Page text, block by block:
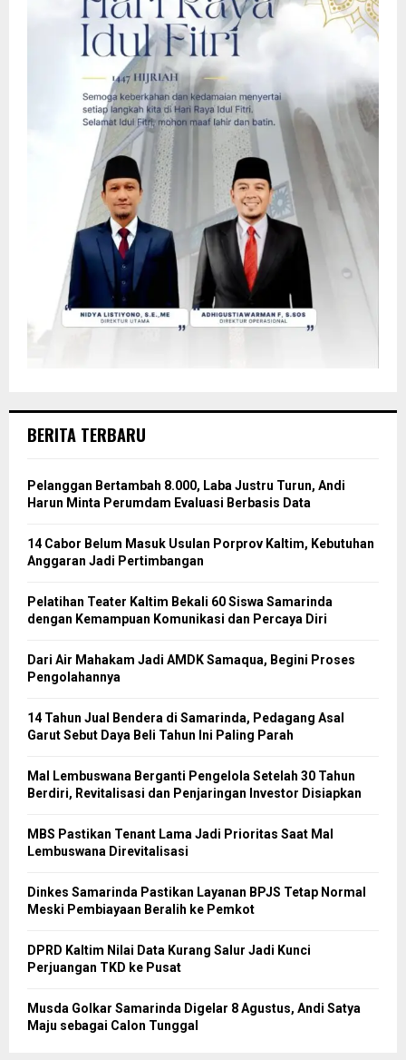
BERITA TERBARU
Pelanggan Bertambah 8.000, Laba Justru Turun, Andi
Harun Minta Perumdam Evaluasi Berbasis Data
14 Cabor Belum Masuk Usulan Porprov Kaltim, Kebutuhan
Anggaran Jadi Pertimbangan
Pelatihan Teater Kaltim Bekali 60 Siswa Samarinda
dengan Kemampuan Komunikasi dan Percaya Diri
Dari Air Mahakam Jadi AMDK Samaqua, Begini Proses
Pengolahannya
14 Tahun Jual Bendera di Samarinda, Pedagang Asal
Garut Sebut Daya Beli Tahun Ini Paling Parah
Mal Lembuswana Berganti Pengelola Setelah 30 Tahun
Berdiri, Revitalisasi dan Penjaringan Investor Disiapkan
MBS Pastikan Tenant Lama Jadi Prioritas Saat Mal
Lembuswana Direvitalisasi
Dinkes Samarinda Pastikan Layanan BPJS Tetap Normal
Meski Pembiayaan Beralih ke Pemkot
DPRD Kaltim Nilai Data Kurang Salur Jadi Kunci
Perjuangan TKD ke Pusat
Musda Golkar Samarinda Digelar 8 Agustus, Andi Satya
Maju sebagai Calon Tunggal